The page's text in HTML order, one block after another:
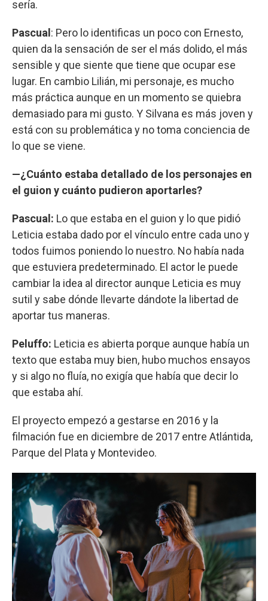
sería.
Pascual : Pero lo identificas un poco con Ernesto,
quien da la sensación de ser el más dolido, el más
sensible y que siente que tiene que ocupar ese
lugar. En cambio Lilián, mi personaje, es mucho
más práctica aunque en un momento se quiebra
demasiado para mi gusto. Y Silvana es más joven y
está con su problemática y no toma conciencia de
lo que se viene.
—¿Cuánto estaba detallado de los personajes en
el guion y cuánto pudieron aportarles?
Pascual: Lo que estaba en el guion y lo que pidió
Leticia estaba dado por el vínculo entre cada uno y
todos fuimos poniendo lo nuestro. No había nada
que estuviera predeterminado. El actor le puede
cambiar la idea al director aunque Leticia es muy
sutil y sabe dónde llevarte dándote la libertad de
aportar tus maneras.
Peluffo: Leticia es abierta porque aunque había un
texto que estaba muy bien, hubo muchos ensayos
y si algo no fluía, no exigía que había que decir lo
que estaba ahí.
El proyecto empezó a gestarse en 2016 y la
filmación fue en diciembre de 2017 entre Atlántida,
Parque del Plata y Montevideo.